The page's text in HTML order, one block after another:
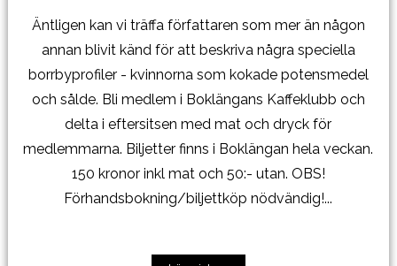
Äntligen kan vi träffa författaren som mer än någon
annan blivit känd för att beskriva några speciella
borrbyprofiler - kvinnorna som kokade potensmedel
och sålde. Bli medlem i Boklängans Kaffeklubb och
delta i eftersitsen med mat och dryck för
medlemmarna. Biljetter finns i Boklängan hela veckan.
150 kronor inkl mat och 50:- utan. OBS!
Förhandsbokning/biljettköp nödvändig!...